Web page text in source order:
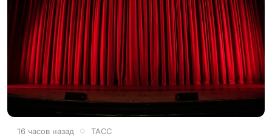
16 часов назад ТАСС